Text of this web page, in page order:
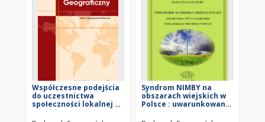
Współczesne podejścia
do uczestnictwa
społeczności lokalnej w
Syndrom NIMBY na
obszarach wiejskich w
Polsce : uwarunkowania